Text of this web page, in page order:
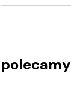
polecamy